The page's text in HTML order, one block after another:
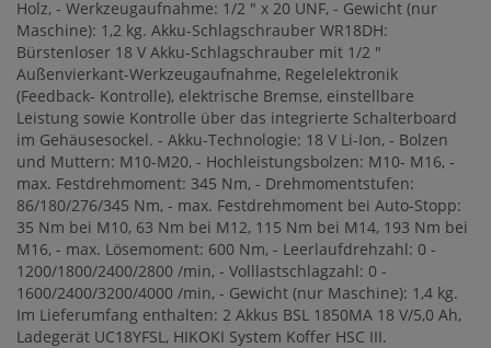
Holz, - Werkzeugaufnahme: 1/2 " x 20 UNF, - Gewicht (nur
Maschine): 1,2 kg. Akku-Schlagschrauber WR18DH:
Bürstenloser 18 V Akku-Schlagschrauber mit 1/2 "
Außenvierkant-Werkzeugaufnahme, Regelelektronik
(Feedback- Kontrolle), elektrische Bremse, einstellbare
Leistung sowie Kontrolle über das integrierte Schalterboard
im Gehäusesockel. - Akku-Technologie: 18 V Li-Ion, - Bolzen
und Muttern: M10-M20, - Hochleistungsbolzen: M10- M16, -
max. Festdrehmoment: 345 Nm, - Drehmomentstufen:
86/180/276/345 Nm, - max. Festdrehmoment bei Auto-Stopp:
35 Nm bei M10, 63 Nm bei M12, 115 Nm bei M14, 193 Nm bei
M16, - max. Lösemoment: 600 Nm, - Leerlaufdrehzahl: 0 -
1200/1800/2400/2800 /min, - Volllastschlagzahl: 0 -
1600/2400/3200/4000 /min, - Gewicht (nur Maschine): 1,4 kg.
Im Lieferumfang enthalten: 2 Akkus BSL 1850MA 18 V/5,0 Ah,
Ladegerät UC18YFSL, HIKOKI System Koffer HSC III.